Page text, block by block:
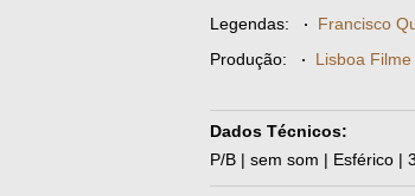
Legendas: · Francisco
Produção: · Lisboa Filme
Dados Técnicos:
P/B | sem som | Esférico |